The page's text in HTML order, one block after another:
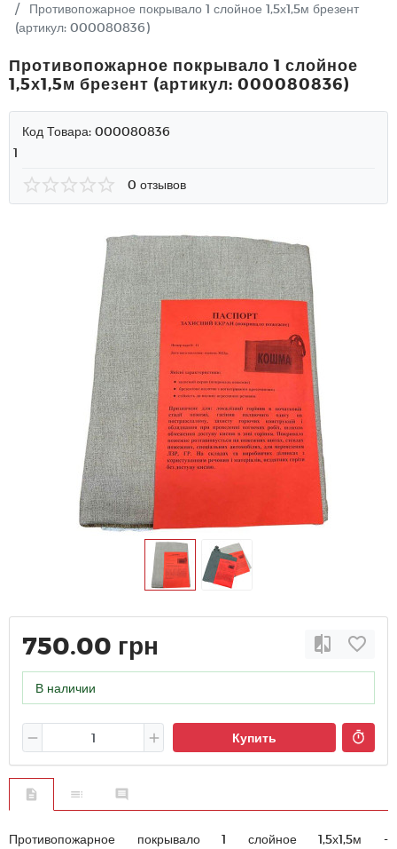
Противопожарное покрывало 1 слойное 1,5х1,5м брезент
(артикул: 000080836)
Противопожарное покрывало 1 слойное
1,5х1,5м брезент (артикул: 000080836)
Код Товара: 000080836
1
0 отзывов
750.00 грн
В наличии
Купить
Противопожарное покрывало 1 слойное 1,5х1,5м -